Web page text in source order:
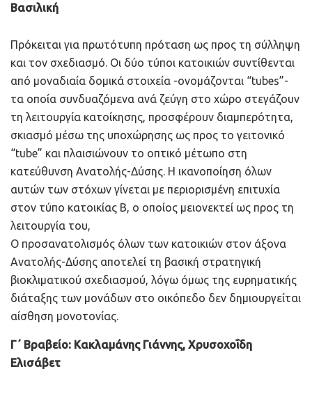
Βασιλική
Πρόκειται για πρωτότυπη πρόταση ως προς τη σύλληψη
και τον σχεδιασμό. Οι δύο τύποι κατοικιών συντίθενται
από μοναδιαία δομικά στοιχεία -ονομάζονται “tubes”-
τα οποία συνδυαζόμενα ανά ζεύγη στο χώρο στεγάζουν
τη λειτουργία κατοίκησης, προσφέρουν διαμπερότητα,
σκιασμό μέσω της υποχώρησης ως προς το γειτονικό
“tube” και πλαισιώνουν το οπτικό μέτωπο στη
κατεύθυνση Ανατολής-Δύσης. Η ικανοποίηση όλων
αυτών των στόχων γίνεται με περιορισμένη επιτυχία
στον τύπο κατοικίας Β, ο οποίος μειονεκτεί ως προς τη
λειτουργία του,
Ο προσανατολισμός όλων των κατοικιών στον άξονα
Ανατολής-Δύσης αποτελεί τη βασική στρατηγική
βιοκλιματικού σχεδιασμού, λόγω όμως της ευρηματικής
διάταξης των μονάδων στο οικόπεδο δεν δημιουργείται
αίσθηση μονοτονίας.
Γ΄ Βραβείο: Κακλαμάνης Γιάννης, Χρυσοχοΐδη
Ελισάβετ